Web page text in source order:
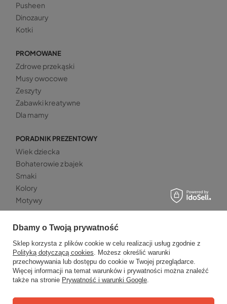
Pusheen
Dinozaury
Kotki
PROMOWANE
Zdrowe przekąski
Musy owocowe
Zeszyty
Zabawki kreatywne
Dla mamy
PORADNIK PREZENTOWY
Wiek dziecka
Bohaterowie z bajek
Smaki
Kolory
Motywy
TOP 5 - ZABAWKI
Stylistka – magiczny świat mody
Klocki wafle Meli Travel Box 500 el.
Cymbałki chromatyczne 27-tonowe
Magiczny krystaliczny stworek Kidea
Dbamy o Twoją prywatność
Sklep korzysta z plików cookie w celu realizacji usług zgodnie z
Polityką dotyczącą cookies. Możesz określić warunki
przechowywania lub dostępu do cookie w Twojej przeglądarce.
Więcej informacji na temat warunków i prywatności można znaleźć
także na stronie Prywatność i warunki Google.